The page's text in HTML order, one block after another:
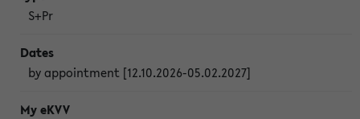
S+Pr
by appointment [12.10.2026-05.02.2027]